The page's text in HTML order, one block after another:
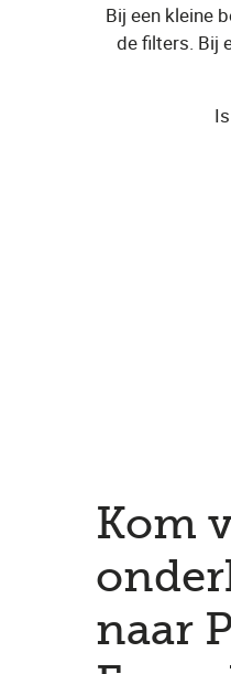
Bij een kleine
de filters. Bij
Kom
naar